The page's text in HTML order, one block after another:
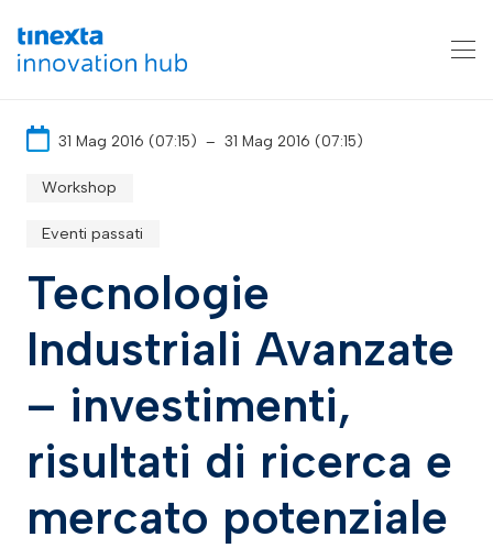
31 Mag 2016 (07:15) – 31 Mag 2016 (07:15)
Workshop
Eventi passati
Tecnologie
Industriali Avanzate
– investimenti,
risultati di ricerca e
mercato potenziale